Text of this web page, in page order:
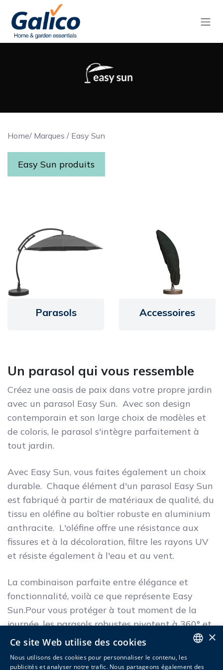
Se rendre au contenu
Home/ Marques / Easy Sun
Easy Sun produits
Parasols Accessoires
Un parasol qui vous ressemble
Créez une oasis de paix dans votre propre jardin
avec un parasol Easy Sun. Avec son design
contemporain et son large choix de modèles et
de coloris, le parasol s'intègre parfaitement à
tout jardin.
Avec Easy Sun, vous faites également un choix
durable. Chaque élément d'un parasol Easy Sun
est fabriqué à partir de matériaux de qualité, du
tissu en oléfine au boîtier robuste en aluminium
anthracite. L'oléfine offre une résistance aux
fissures et à la décoloration, filtre les rayons UV
et résiste également à l'eau et au vent.
La combinaison parfaite entre élégance et
fonctionnalité, voilà ce que représente Easy
Sun.Pour vous protéger à tout moment de la
journée, les parasols robustes pivotent à 360° et
peuvent être inclinés jusqu'à 45°. De plus, le
fonctionnement simple et flexible du parasol,
ENGLISH
×
Ce site Web utilise des cookies
Nous utilisons des cookies pour personnaliser le contenu, les
publicités et analyser notre trafic. Nous partageons également des